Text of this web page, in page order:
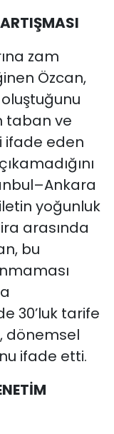
zam
Özcan,
taban ve
ifade eden
yoğunluk
arasında
bu
30’luk tarife
dönemsel
ifade etti.